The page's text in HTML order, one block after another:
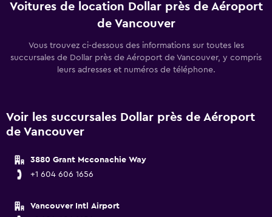
Voitures de location Dollar près de Aéroport
de Vancouver
Vous trouvez ci-dessous des informations sur toutes les
succursales de Dollar près de Aéroport de Vancouver, y compris
leurs adresses et numéros de téléphone.
Voir les succursales Dollar près de Aéroport
de Vancouver
3880 Grant Mcconachie Way
+1 604 606 1656
Vancouver Intl Airport